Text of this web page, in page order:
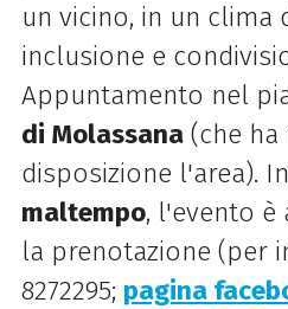
un vicino, in un clima
inclusione e
Appuntamento nel
di Molassana(che ha
disposizione l'area).
maltempo, l'evento è
la prenotazione (per
8272295; pagina